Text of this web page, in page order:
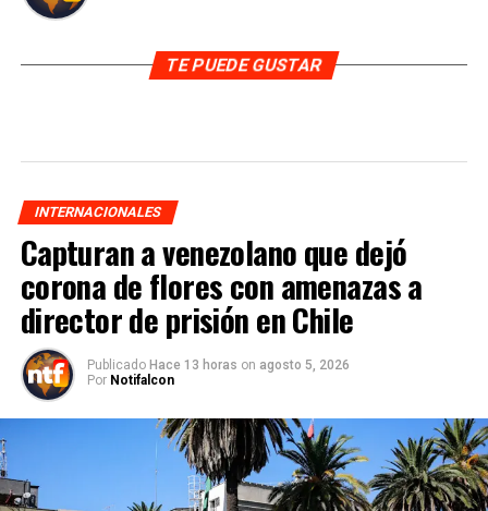
TE PUEDE GUSTAR
INTERNACIONALES
Capturan a venezolano que dejó
corona de flores con amenazas a
director de prisión en Chile
Publicado Hace 13 horas on agosto 5, 2026
Por Notifalcon